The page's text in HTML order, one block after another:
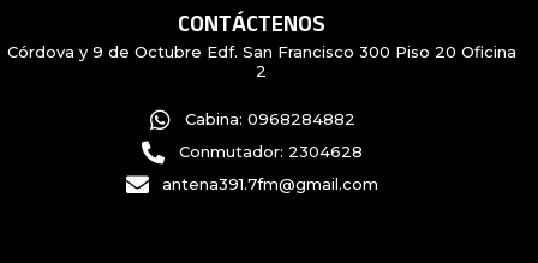
CONTÁCTENOS
Córdova y 9 de Octubre Edf. San Francisco 300 Piso 20 Oficina
2
Cabina: 0968284882
Conmutador: 2304628
antena391.7fm@gmail.com